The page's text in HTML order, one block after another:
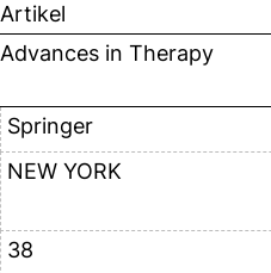
Artikel
Advances in Therapy
Springer
NEW YORK
38